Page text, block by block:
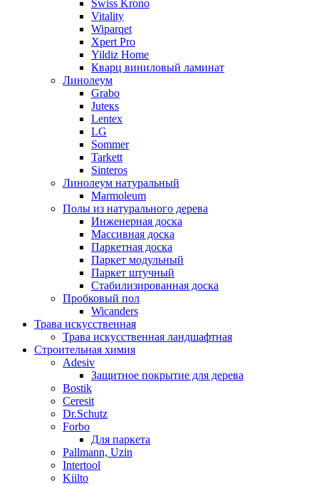
Swiss Krono
Vitality
Wiparqet
Xpert Pro
Yildiz Home
Кварц виниловый ламинат
Линолеум
Grabo
Juteкs
Lentex
LG
Sommer
Tarkett
Sinteros
Линолеум натуральный
Marmoleum
Полы из натурального дерева
Инженерная доска
Массивная доска
Паркетная доска
Паркет модульный
Паркет штучный
Стабилизированная доска
Пробковый пол
Wicanders
Трава искусственная
Трава искусственная ландшафтная
Строительная химия
Adesiv
Защитное покрытие для дерева
Bostik
Ceresit
Dr.Schutz
Forbo
Для паркета
Pallmann, Uzin
Intertool
Kiilto